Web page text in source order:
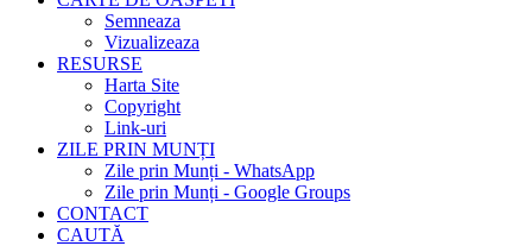
Semneaza
Vizualizeaza
RESURSE
Harta Site
Copyright
Link-uri
ZILE PRIN MUNȚI
Zile prin Munți - WhatsApp
Zile prin Munți - Google Groups
CONTACT
CAUTĂ